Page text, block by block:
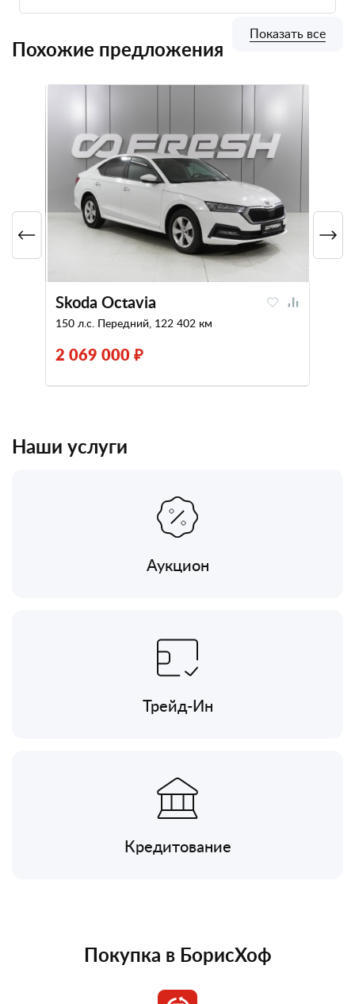
Похожие предложения
Skoda Octavia
150 л.с. Передний, 122 402 км
2 069 000 ₽
Показать все
Наши услуги
Аукцион
Трейд-Ин
Кредитование
Покупка в БорисХоф